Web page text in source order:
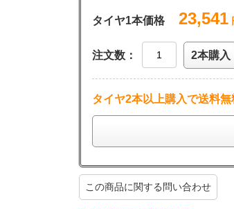
タイヤ1本価格 23,541
注文数： 2本購入
タイヤ2本以上購入で送料無
この商品に関する問い合わせ